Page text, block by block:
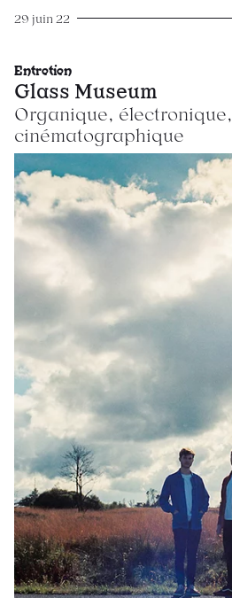
29 juin 22
Entretien
Glass Museum
Organique, électronique,
cinématographique